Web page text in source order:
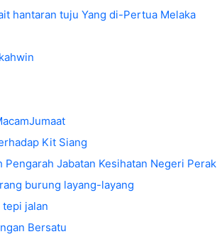
hantaran tuju Yang di-Pertua Melaka
Kit Siang
Jabatan Kesihatan Negeri Perak
burung layang-layang
jalan
Bersatu